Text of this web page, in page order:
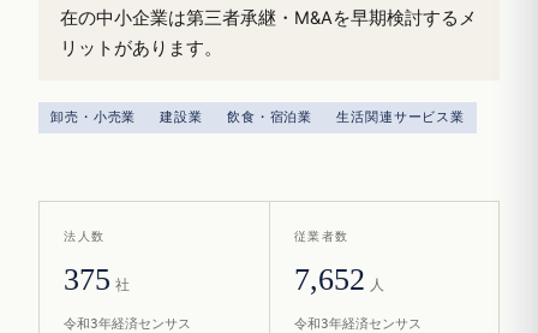
在の中小企業は第三者承継・M&Aを早期検討するメ
リットがあります。
卸売・小売業 建設業 飲食・宿泊業 生活関連サービス業
法人数
375 社
令和3年経済センサス
従業者数
7,652 人
令和3年経済センサス